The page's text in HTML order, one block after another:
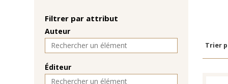
Filtrer par attribut
Auteur
Éditeur
Trier